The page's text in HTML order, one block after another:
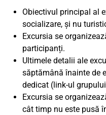
Obiectivul principal al
socializare, și nu
Excursia se
participanți.
Ultimele detalii ale
săptămână înainte de
dedicat (link-ul
Excursia se
cât timp nu este pusă